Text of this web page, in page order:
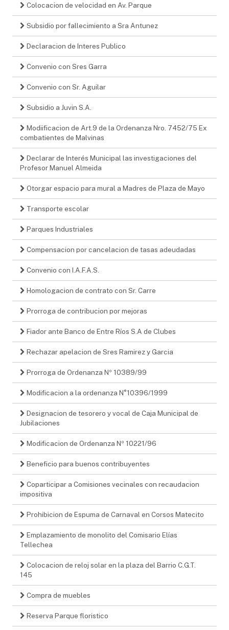
Colocacion de velocidad en Av. Parque
Subsidio por fallecimiento a Sra Antunez
Declaracion de Interes Publico
Convenio con Sres Garra
Convenio con Sr. Aguilar
Subsidio a Juvin S.A.
Modiificacion de Art.9 de la Ordenanza Nro. 7452/75 Ex
combatientes de Malvinas
Declarar de Interés Municipal las investigaciones del
Profesor Manuel Almeida
Otorgar espacio para mural a Madres de Plaza de Mayo
Transporte escolar
Parques Industriales
Compensacion por cancelacion de tasas adeudadas
Convenio con I.A.F.A.S.
Homologacion de contrato con Sr. Carre
Prorroga de contribucion por mejoras
Fiador ante Banco de Entre Ríos S.A de Clubes
Rechazar apelacion de Sres Ramirez y Garcia
Prorroga de Ordenanza Nº 10389/99
Modificacion a la ordenanza N°10396/1999
Designacion de tesorero y vocal de Caja Municipal de
Jubilaciones
Modificacion de Ordenanza Nº 10221/96
Beneficio para buenos contribuyentes
Coparticipar a Comisiones vecinales con recaudacion
impositiva
Prohibicion de Espuma de Carnaval en Corsos Matecito
Emplazamiento de monolito del Comisario Elías
Tellechea
Colocacion de reloj solar en la plaza del Barrio C.G.T.
145
Compra de muebles
Reserva Parque floristico